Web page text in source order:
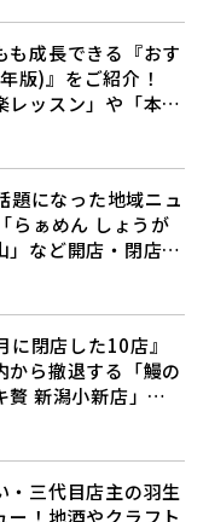
も成長できる『おす
版)』をご紹介！
レッスン」や「本格
い自分を見つけよ
題になった地域ニュ
らぁめん しょうが
」など開店・閉店の
ご紹介♪
に閉店した10店』
から撤退する「鰻の
贅 新潟小新店」が
・三代目店主の羽生
！地酒やクラフト